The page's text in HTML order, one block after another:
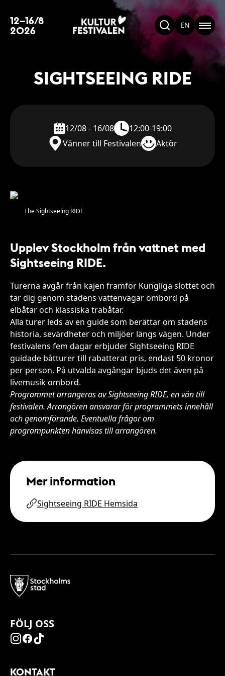
12–16/8
2026 EN
SIGHTSEEING RIDE
12/08 - 16/08
12:00-19:00
Vänner till Festivalen
Aktör
The Sightseeing RIDE
Upplev Stockholm från vattnet med
Sightseeing RIDE.
Turerna avgår från kajen framför Kungliga slottet och
tar dig genom stadens vattenvägar ombord på
elbåtar och klassiska träbåtar.
Alla turer leds av en guide som berättar om stadens
historia, sevärdheter och miljöer längs vägen. Under
festivalens fem dagar erbjuder Sightseeing RIDE
guidade båtturer till rabatterat pris, endast 50 kronor
per person. På utvalda avgångar bjuds det även på
livemusik ombord.
Programmet arrangeras av Sightseeing RIDE, en vän till
festivalen. Arrangören ansvarar för programmets innehåll
och genomförande. Eventuella frågor om
programpunkten hänvisas till arrangören.
Mer information
Sightseeing RIDE Hemsida
FÖLJ OSS
KONTAKT